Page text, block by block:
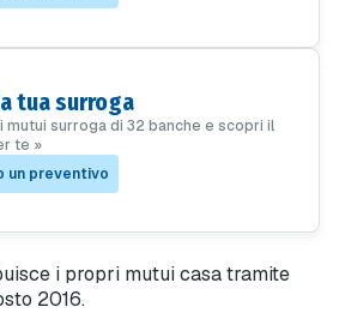
tua surroga
mutui surroga di 32 banche e scopri il
te »
un preventivo
i propri mutui casa tramite
2016.